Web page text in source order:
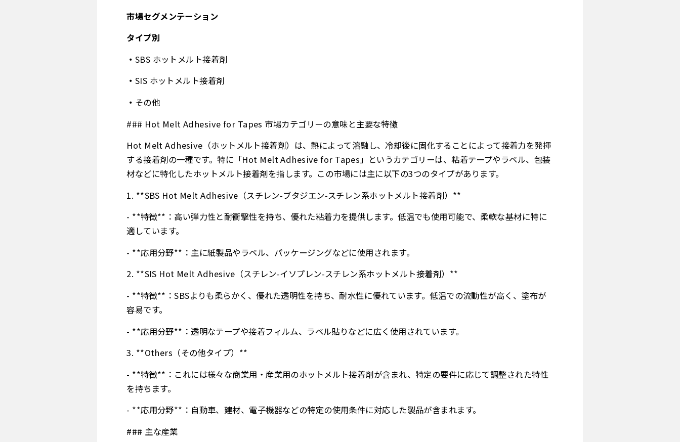
市場セグメンテーション
タイプ別
SBS ホットメルト接着剤
SIS ホットメルト接着剤
その他
### Hot Melt Adhesive for Tapes 市場カテゴリーの意味と主要な特徴
Hot Melt Adhesive（ホットメルト接着剤）は、熱によって溶融し、冷却後に固化することによって接着力を発揮
する接着剤の一種です。特に「Hot Melt Adhesive for Tapes」というカテゴリーは、粘着テープやラベル、包装
材などに特化したホットメルト接着剤を指します。この市場には主に以下の3つのタイプがあります。
1. **SBS Hot Melt Adhesive（スチレン-ブタジエン-スチレン系ホットメルト接着剤）**
- **特徴**：高い弾力性と耐衝撃性を持ち、優れた粘着力を提供します。低温でも使用可能で、柔軟な基材に特に
適しています。
- **応用分野**：主に紙製品やラベル、パッケージングなどに使用されます。
2. **SIS Hot Melt Adhesive（スチレン-イソプレン-スチレン系ホットメルト接着剤）**
- **特徴**：SBSよりも柔らかく、優れた透明性を持ち、耐水性に優れています。低温での流動性が高く、塗布が
容易です。
- **応用分野**：透明なテープや接着フィルム、ラベル貼りなどに広く使用されています。
3. **Others（その他タイプ）**
- **特徴**：これには様々な商業用・産業用のホットメルト接着剤が含まれ、特定の要件に応じて調整された特性
を持ちます。
- **応用分野**：自動車、建材、電子機器などの特定の使用条件に対応した製品が含まれます。
### 主な産業